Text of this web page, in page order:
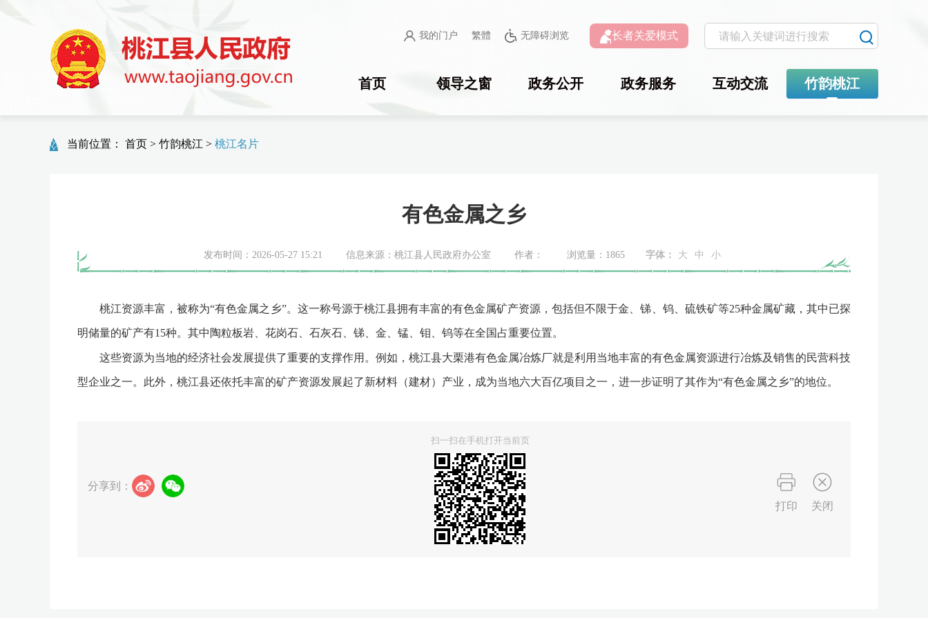
我的门户 繁體 无障碍浏览 长者关爱模式
首页 领导之窗 政务公开 政务服务 互动交流 竹韵桃江
当前位置： 首页 > 竹韵桃江 > 桃江名片
有色金属之乡
发布时间：2026-05-27 15:21 信息来源：桃江县人民政府办公室 作者： 浏览量： 1865 字体： 大 中 小
桃江资源丰富，被称为“有色金属之乡”。这一称号源于桃江县拥有丰富的有色金属矿产资源，包括但不限于金、锑、钨、硫铁矿等25种金属矿藏，其中已探
明储量的矿产有15种。其中陶粒板岩、花岗石、石灰石、锑、金、锰、钼、钨等在全国占重要位置。
这些资源为当地的经济社会发展提供了重要的支撑作用。例如，桃江县大栗港有色金属冶炼厂就是利用当地丰富的有色金属资源进行冶炼及销售的民营科技
型企业之一。此外，桃江县还依托丰富的矿产资源发展起了新材料（建材）产业，成为当地六大百亿项目之一，进一步证明了其作为“有色金属之乡”的地位。
分享到：
扫一扫在手机打开当前页
打印 关闭